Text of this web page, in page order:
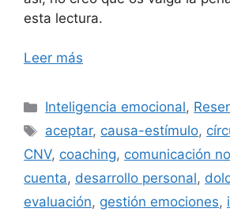
esta lectura.
Leer más
Categorías
Inteligencia emocional,
Etiquetas
aceptar, causa-estímulo,
CNV, coaching, comunicación
cuenta, desarrollo personal,
evaluación, gestión emociones,